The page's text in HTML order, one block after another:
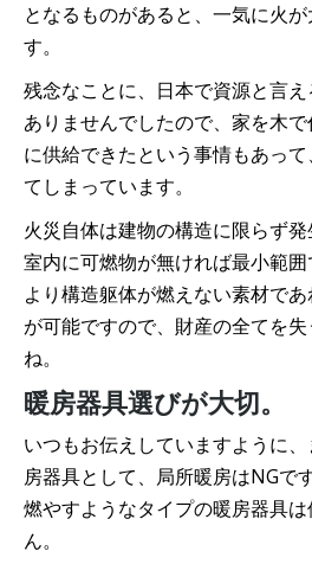
となるものがあると、一気に火
す。
残念なことに、日本で資源と言
ありませんでしたので、家を木
に供給できたという事情もあっ
てしまっています。
火災自体は建物の構造に限らず発
室内に可燃物が無ければ最小範
より構造躯体が燃えない素材で
が可能ですので、財産の全てを
ね。
暖房器具選びが大切。
いつもお伝えしていますように
房器具として、局所暖房はNGで
燃やすようなタイプの暖房器具
ん。